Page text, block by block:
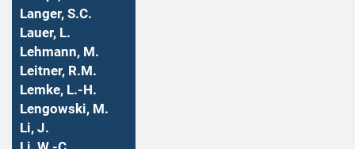
Langer, S.C.
Lauer, L.
Lehmann, M.
Leitner, R.M.
Lemke, L.-H.
Lengowski, M.
Li, J.